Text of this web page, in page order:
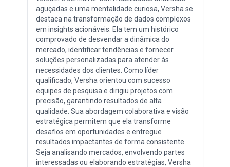
aguçadas e uma mentalidade curiosa, Versha se
destaca na transformação de dados complexos
em insights acionáveis. Ela tem um histórico
comprovado de desvendar a dinâmica do
mercado, identificar tendências e fornecer
soluções personalizadas para atender às
necessidades dos clientes. Como líder
qualificado, Versha orientou com sucesso
equipes de pesquisa e dirigiu projetos com
precisão, garantindo resultados de alta
qualidade. Sua abordagem colaborativa e visão
estratégica permitem que ela transforme
desafios em oportunidades e entregue
resultados impactantes de forma consistente.
Seja analisando mercados, envolvendo partes
interessadas ou elaborando estratégias, Versha